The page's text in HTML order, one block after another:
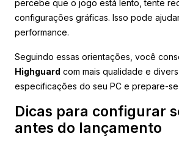
percebe que o jogo está lento, tente
configurações gráficas. Isso pode
performance.
Seguindo essas orientações, você
Highguard com mais qualidade e
especificações do seu PC e prepare-se
Dicas para configurar
antes do lançamento